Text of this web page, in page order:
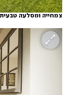
צמחייה ומסלעה